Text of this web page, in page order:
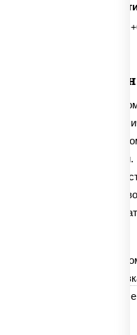
Срок
6 часов при t° от +2°C до
Основой блюда
невероятно вкусная
сочетается с тонкими
на полоски
считается
на специальной
сохранность всех
У нас можно заказать
осуществляется в